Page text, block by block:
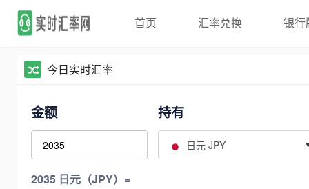
首页 汇率兑换 银行
今日实时汇率
金额 持有
日元 JPY
2035 日元（JPY）=